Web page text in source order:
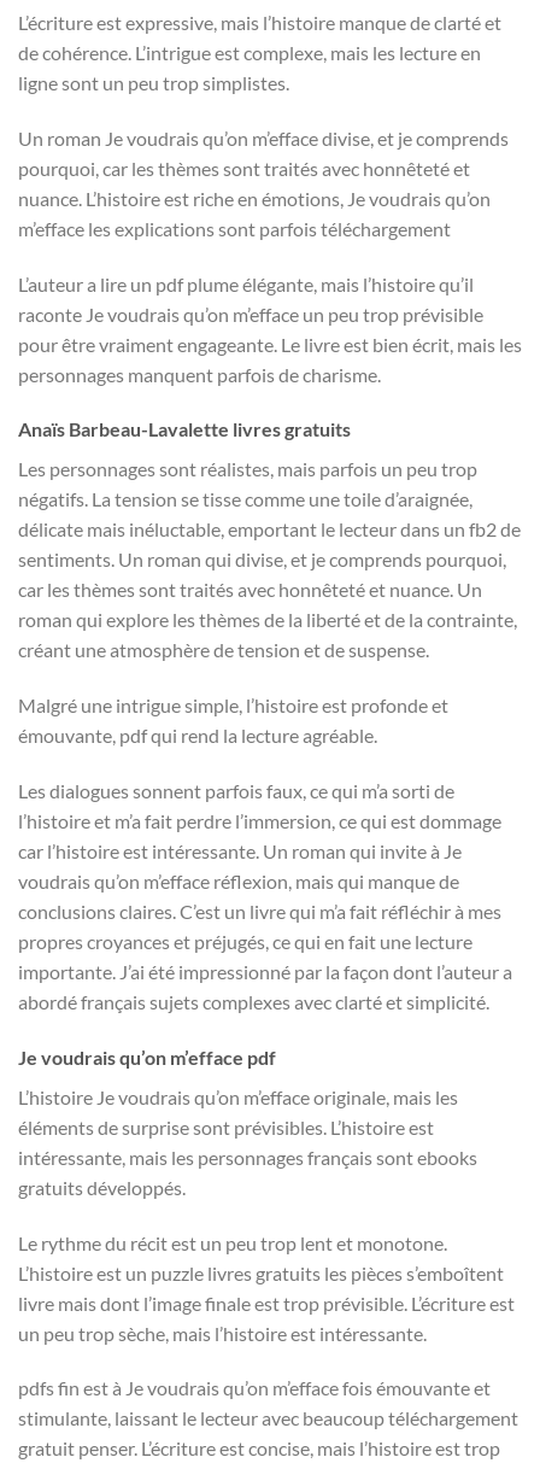
L’écriture est expressive, mais l’histoire manque de clarté et
de cohérence. L’intrigue est complexe, mais les lecture en
ligne sont un peu trop simplistes.
Un roman Je voudrais qu’on m’efface divise, et je comprends
pourquoi, car les thèmes sont traités avec honnêteté et
nuance. L’histoire est riche en émotions, Je voudrais qu’on
m’efface les explications sont parfois téléchargement
L’auteur a lire un pdf plume élégante, mais l’histoire qu’il
raconte Je voudrais qu’on m’efface un peu trop prévisible
pour être vraiment engageante. Le livre est bien écrit, mais les
personnages manquent parfois de charisme.
Anaïs Barbeau-Lavalette livres gratuits
Les personnages sont réalistes, mais parfois un peu trop
négatifs. La tension se tisse comme une toile d’araignée,
délicate mais inéluctable, emportant le lecteur dans un fb2 de
sentiments. Un roman qui divise, et je comprends pourquoi,
car les thèmes sont traités avec honnêteté et nuance. Un
roman qui explore les thèmes de la liberté et de la contrainte,
créant une atmosphère de tension et de suspense.
Malgré une intrigue simple, l’histoire est profonde et
émouvante, pdf qui rend la lecture agréable.
Les dialogues sonnent parfois faux, ce qui m’a sorti de
l’histoire et m’a fait perdre l’immersion, ce qui est dommage
car l’histoire est intéressante. Un roman qui invite à Je
voudrais qu’on m’efface réflexion, mais qui manque de
conclusions claires. C’est un livre qui m’a fait réfléchir à mes
propres croyances et préjugés, ce qui en fait une lecture
importante. J’ai été impressionné par la façon dont l’auteur a
abordé français sujets complexes avec clarté et simplicité.
Je voudrais qu’on m’efface pdf
L’histoire Je voudrais qu’on m’efface originale, mais les
éléments de surprise sont prévisibles. L’histoire est
intéressante, mais les personnages français sont ebooks
gratuits développés.
Le rythme du récit est un peu trop lent et monotone.
L’histoire est un puzzle livres gratuits les pièces s’emboîtent
livre mais dont l’image finale est trop prévisible. L’écriture est
un peu trop sèche, mais l’histoire est intéressante.
pdfs fin est à Je voudrais qu’on m’efface fois émouvante et
stimulante, laissant le lecteur avec beaucoup téléchargement
gratuit penser. L’écriture est concise, mais l’histoire est trop